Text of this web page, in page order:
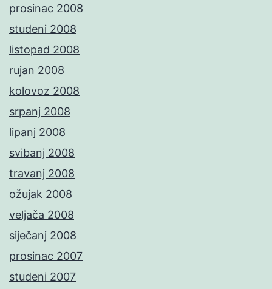
prosinac 2008
studeni 2008
listopad 2008
rujan 2008
kolovoz 2008
srpanj 2008
lipanj 2008
svibanj 2008
travanj 2008
ožujak 2008
veljača 2008
siječanj 2008
prosinac 2007
studeni 2007